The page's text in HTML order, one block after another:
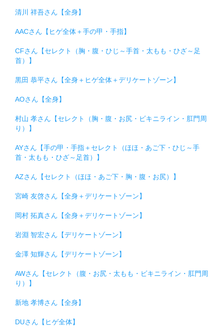
清川 祥吾さん【全身】
AACさん【ヒゲ全体＋手の甲・手指】
CFさん【セレクト（胸・腹・ひじ～手首・太もも・ひざ～足
首）】
黒田 恭平さん【全身＋ヒゲ全体＋デリケートゾーン】
AOさん【全身】
村山 孝さん【セレクト（胸・腹・お尻・ビキニライン・肛門周
り）】
AYさん【手の甲・手指＋セレクト（ほほ・あご下・ひじ～手
首・太もも・ひざ～足首）】
AZさん【セレクト（ほほ・あご下・胸・腹・お尻）】
宮崎 友啓さん【全身＋デリケートゾーン】
岡村 拓真さん【全身＋デリケートゾーン】
岩淵 智宏さん【デリケートゾーン】
金澤 知輝さん【デリケートゾーン】
AWさん【セレクト（腹・お尻・太もも・ビキニライン・肛門周
り）】
新地 孝博さん【全身】
DUさん【ヒゲ全体】